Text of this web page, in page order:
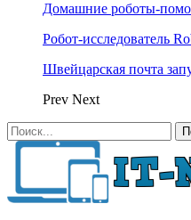
Домашние роботы-
Робот-исследователь
Швейцарская почта
Prev Next